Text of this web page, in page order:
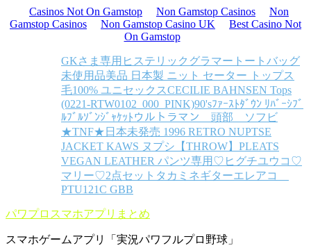
Casinos Not On Gamstop Non Gamstop Casinos
Non
Gamstop Casinos
Non Gamstop Casino UK
Best Casino Not
On Gamstop
GKさま専用 ヒステリックグラマートートバッグ
未使用品美品 日本製 ニット セーター トップス
毛100% ユニセックスCECILIE BAHNSEN Tops
(0221-RTW0102_000_PINK)90'sﾌｧｰｽﾄﾀﾞｳﾝ ﾘﾊﾞｰｼﾌﾞ
ﾙﾌﾞﾙｿﾞﾝｼﾞｬｹｯﾄウルトラマン 頭部 ソフビ
★TNF★日本未発売 1996 RETRO NUPTSE
JACKET KAWS ヌプシ 【THROW】PLEATS
VEGAN LEATHER パンツ専用♡ヒグチユウコ♡
マリー♡2点セット タカミネギターエレアコ
PTU121C GBB
パワプロスマホアプリまとめ
スマホゲームアプリ「実況パワフルプロ野球」